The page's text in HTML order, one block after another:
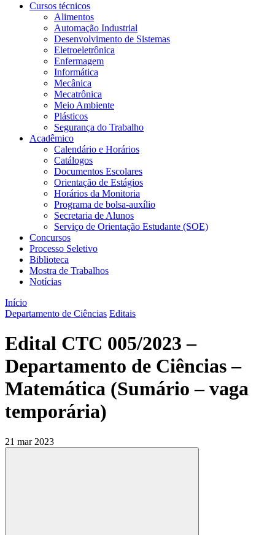
Cursos técnicos
Alimentos
Automação Industrial
Desenvolvimento de Sistemas
Eletroeletrônica
Enfermagem
Informática
Mecânica
Mecatrônica
Meio Ambiente
Plásticos
Segurança do Trabalho
Acadêmico
Calendário e Horários
Catálogos
Documentos Escolares
Orientação de Estágios
Horários da Monitoria
Programa de bolsa-auxílio
Secretaria de Alunos
Serviço de Orientação Estudante (SOE)
Concursos
Processo Seletivo
Biblioteca
Mostra de Trabalhos
Notícias
Início
Departamento de Ciências Editais
Edital CTC 005/2023 –
Departamento de Ciências –
Matemática (Sumário – vaga
temporária)
21 mar 2023